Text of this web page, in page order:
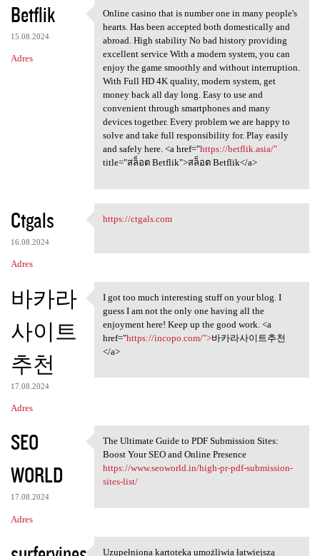
Betflik
15.08.2024
Adres
Online casino that is number
Online casino that is number one in many people's
hearts. Has been accepted both domestically and
abroad. High stability No bad history providing
excellent service With a modern system, you can
enjoy the game smoothly and without interruption.
With Full HD 4K quality, modern system, get
money back all day long. Easy to use and
convenient through smartphones and many
devices together. Every problem we are happy to
solve and take full responsibility for. Play easily
and safely here. <a href="https://betflik.asia/"
title="สล็อต Betflik">สล็อต Betflik</a>
Ctgals
16.08.2024
Adres
https://ctgals.com
https://ctgals.com
바카라
사이트
추천
17.08.2024
Adres
I got too much interesting
I got too much interesting stuff on your blog. I
guess I am not the only one having all the
enjoyment here! Keep up the good work. <a
href="https://incopo.com/">바카라사이트추천
</a>
SEO
WORLD
17.08.2024
Adres
The Ultimate Guide to PDF
The Ultimate Guide to PDF Submission Sites:
Boost Your SEO and Online Presence
https://www.seoworld.in/high-pr-pdf-submission-
sites-list/
Uzupełniona kartoteka umożliwia łatwiejszą